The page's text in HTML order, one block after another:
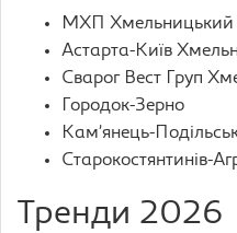
МХП Хмельницький
Астарта-Київ
Сварог Вест Груп
Городок-Зерно
Кам’янець-
Старокостянтинів-
Тренди 2026